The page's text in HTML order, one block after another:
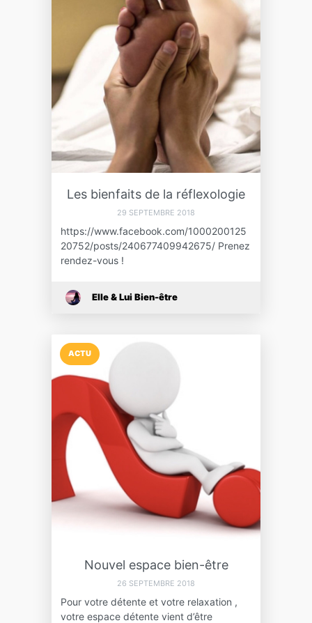
Les bienfaits de la réflexologie
29 SEPTEMBRE 2018
https://www.facebook.com/1000200125
20752/posts/240677409942675/ Prenez
rendez-vous !
Elle & Lui Bien-être
ACTU
Nouvel espace bien-être
26 SEPTEMBRE 2018
Pour votre détente et votre relaxation ,
votre espace détente vient d’être